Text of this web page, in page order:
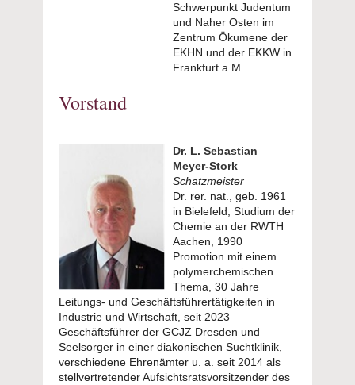
Schwerpunkt Judentum
und Naher Osten im
Zentrum Ökumene der
EKHN und der EKKW in
Frankfurt a.M.
Vorstand
Dr. L. Sebastian
Meyer-Stork
Schatzmeister
Dr. rer. nat., geb. 1961
in Bielefeld, Studium der
Chemie an der RWTH
Aachen, 1990
Promotion mit einem
polymerchemischen
Thema, 30 Jahre
Leitungs- und Geschäftsführertätigkeiten in
Industrie und Wirtschaft, seit 2023
Geschäftsführer der GCJZ Dresden und
Seelsorger in einer diakonischen Suchtklinik,
verschiedene Ehrenämter u. a. seit 2014 als
stellvertretender Aufsichtsratsvorsitzender des